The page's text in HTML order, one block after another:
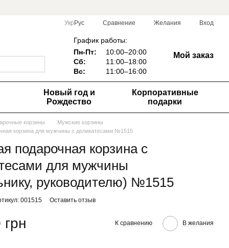
Укр Рус Сравнение Желания Вход
График работы:
Пн-Пт:
10:00–20:00
Сб:
11:00–18:00
Вс:
1 1:00–16:00
Мой заказ
Новый год и
Рождество
Корпоративные
подарки
корзины
Мужские корзины
корзина для мужчины с деликатесами №1515
подарочная корзина с
для мужчины
руководителю) №1515
001515 Оставить отзыв
К сравнению В желания